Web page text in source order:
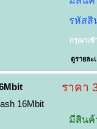
รหัสสิ
กรุณาเข้
ดูรายละ
16Mbit
ราคา
มีสินค้